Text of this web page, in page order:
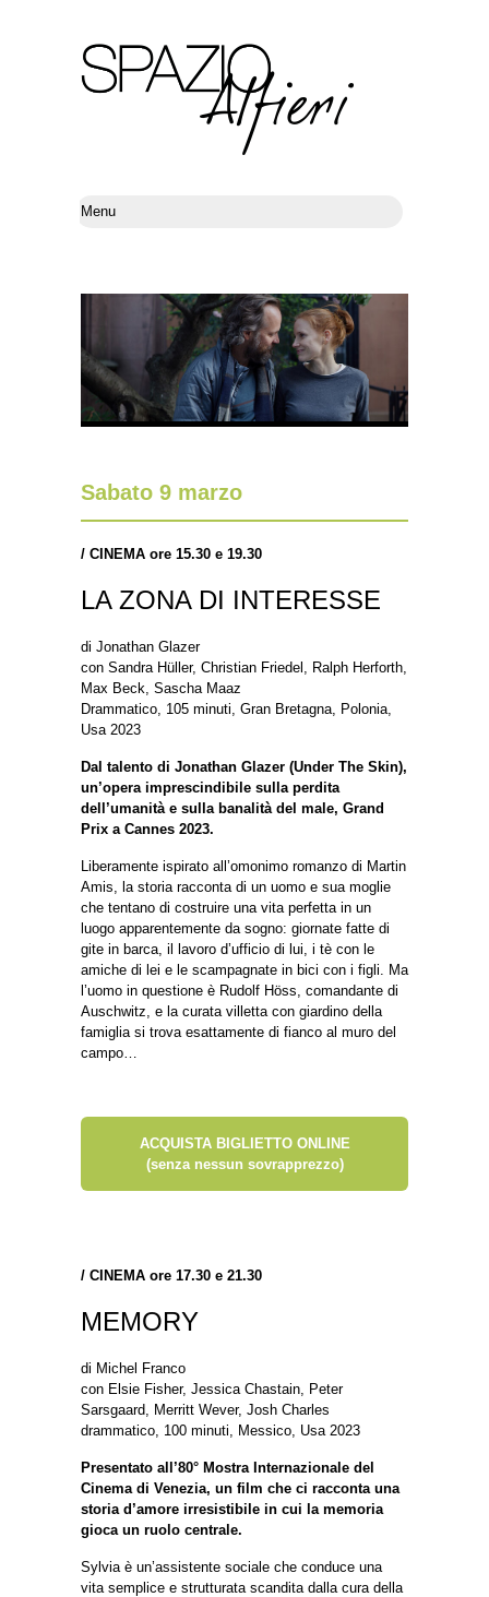
Sabato 9 marzo
/ CINEMA ore 15.30 e 19.30
LA ZONA DI INTERESSE
di Jonathan Glazer
con Sandra Hüller, Christian Friedel, Ralph Herforth,
Max Beck, Sascha Maaz
Drammatico, 105 minuti, Gran Bretagna, Polonia,
Usa 2023
Dal talento di Jonathan Glazer (Under The Skin),
un’opera imprescindibile sulla perdita
dell’umanità e sulla banalità del male, Grand
Prix a Cannes 2023.
Liberamente ispirato all’omonimo romanzo di Martin
Amis, la storia racconta di un uomo e sua moglie
che tentano di costruire una vita perfetta in un
luogo apparentemente da sogno: giornate fatte di
gite in barca, il lavoro d’ufficio di lui, i tè con le
amiche di lei e le scampagnate in bici con i figli. Ma
l’uomo in questione è Rudolf Höss, comandante di
Auschwitz, e la curata villetta con giardino della
famiglia si trova esattamente di fianco al muro del
campo…
ACQUISTA BIGLIETTO ONLINE
(senza nessun sovrapprezzo)
/ CINEMA ore 17.30 e 21.30
MEMORY
di Michel Franco
con Elsie Fisher, Jessica Chastain, Peter
Sarsgaard, Merritt Wever, Josh Charles
drammatico, 100 minuti, Messico, Usa 2023
Presentato all’80° Mostra Internazionale del
Cinema di Venezia, un film che ci racconta una
storia d’amore irresistibile in cui la memoria
gioca un ruolo centrale.
Sylvia è un’assistente sociale che conduce una
vita semplice e strutturata scandita dalla cura della